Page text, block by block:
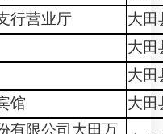
行营业厅
大田
大田
大田
馆 大田
有限公司大田万